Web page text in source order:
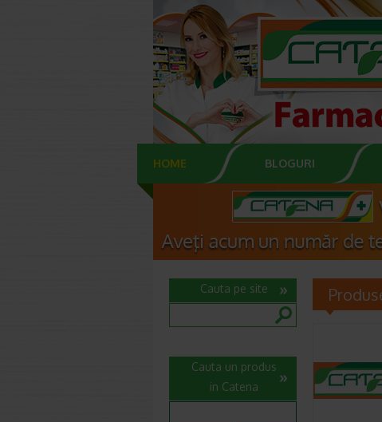
HOME BLOGURI
Cauta pe site
Cauta un produs
in Catena